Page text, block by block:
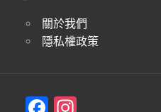
關於我們
隱私權政策